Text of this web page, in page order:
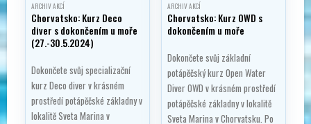
ARCHIV AKCÍ
Chorvatsko: Kurz Deco
diver s dokončením u moře
(27.-30.5.2024)
Dokončete svůj specializační
kurz Deco diver v krásném
prostředí potápěčské základny v
lokalitě Sveta Marina v
ARCHIV AKCÍ
Chorvatsko: Kurz OWD s
dokončením u moře
Dokončete svůj základní
potápěčský kurz Open Water
Diver OWD v krásném prostředí
potápěčské základny v lokalitě
Sveta Marina v Chorvatsku. Po